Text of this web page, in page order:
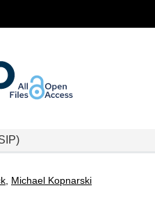
Michael Kopnarski